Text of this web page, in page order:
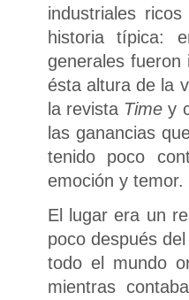
industriales
historia típica:
generales
ésta altura de la
la revista Time y
las ganancias
tenido poco
emoción y temor.
El lugar era un
poco después
todo el mundo
mientras